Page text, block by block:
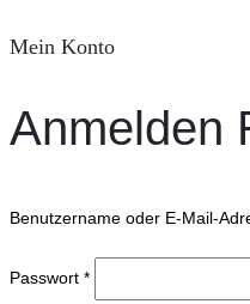
Mein Konto
Anmelden
Benutzername oder E-Mail-
Passwort *